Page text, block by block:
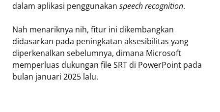
dalam aplikasi penggunakan speech recognition.
Nah menariknya nih, fitur ini dikembangkan
didasarkan pada peningkatan aksesibilitas yang
diperkenalkan sebelumnya, dimana Microsoft
memperluas dukungan file SRT di PowerPoint pada
bulan januari 2025 lalu.